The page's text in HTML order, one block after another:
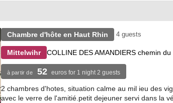
Chambre d'hôte en Haut Rhin 4 guests
Mittelwihr COLLINE DES AMANDIERS chemin
à partir de 52 euros for 1 night 2 guests
2 chambres d'hotes, situation calme au mil ieu des
avec le verre de l'amitié.petit dejeuner servi dans la